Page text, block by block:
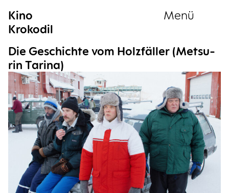
Kino
Krokodil
Menü
Die Geschich­te vom Holz­fäl­ler (Met­s­u­
rin Tarina)